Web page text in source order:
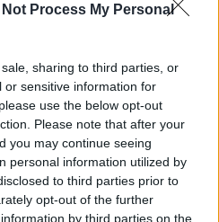
Not Process My Personal
sharing to third parties, or
or sensitive information for
use the below opt-out
Please note that after your
you may continue seeing
personal information utilized by
to third parties prior to
opt-out of the further
by third parties on the
guerra civile
Brexit
non in guerra
Biden
geopolitica internazionale
il cambiamento